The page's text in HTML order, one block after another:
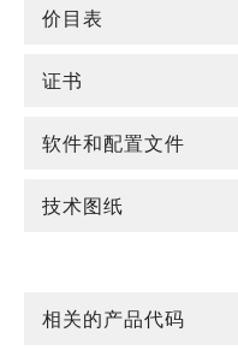
价目表
证书
软件和配置文件
技术图纸
相关的产品代码